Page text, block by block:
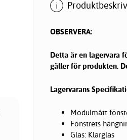
OBSERVERA:
Detta är en lagervara
gäller för produkten.
Lagervarans
Modulmått
Fönstrets
Glas: Klarglas